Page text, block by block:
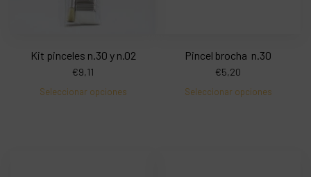
Kit pinceles n.30 y n.02
€9,11
Seleccionar opciones
Pincel brocha n.30
€5,20
Seleccionar opciones